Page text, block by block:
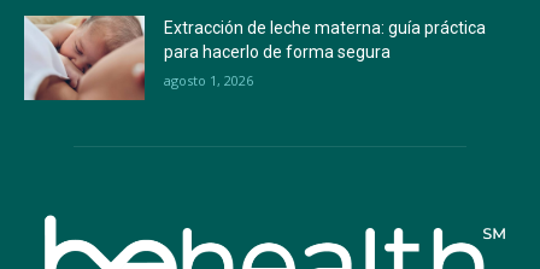
Extracción de leche materna: guía práctica
para hacerlo de forma segura
agosto 1, 2026